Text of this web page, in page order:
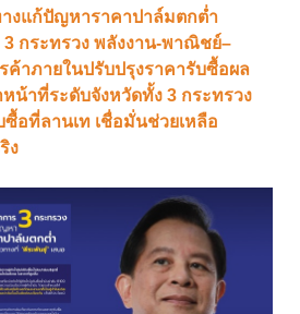
างแก้ปัญหาราคาปาล์มตกต่ำ
กระทรวง พลังงาน-พาณิชย์–
ค้าภายในปรับปรุงราคารับซื้อผล
น้าที่ระดับจังหวัดทั้ง 3 กระทรวง
อที่ลานเท เชื่อมั่นช่วยเหลือ
ง